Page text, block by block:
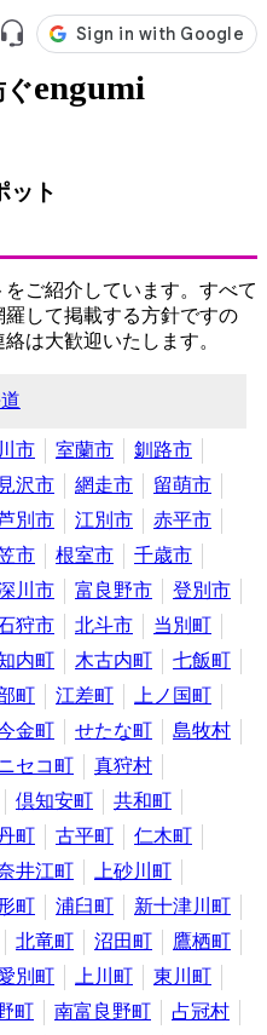
engumi
ット
ご紹介しています。すべて
して掲載する方針ですの
は大歓迎いたします。
市 室蘭市
釧路市
沢市 網走市
留萌市
別市 江別市
赤平市
市 根室市
千歳市
川市 富良野市
登別市
狩市 北斗市
当別町
内町 木古内町
七飯町
町 江差町
上ノ国町
金町 せたな町
島牧村
セコ町
真狩村
倶知安町
共和町
町 古平町
仁木町
井江町
上砂川町
町 浦臼町
新十津川町
北竜町 沼田町
鷹栖町
別町 上川町
東川町
町 南富良野町
占冠村